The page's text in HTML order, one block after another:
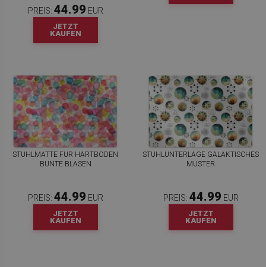
PREIS: 44.99 EUR
JETZT
KAUFEN
STUHLMATTE FÜR HARTBÖDEN
BUNTE BLASEN
PREIS: 44.99 EUR
JETZT
KAUFEN
STUHLUNTERLAGE GALAKTISCHES
MUSTER
PREIS: 44.99 EUR
JETZT
KAUFEN